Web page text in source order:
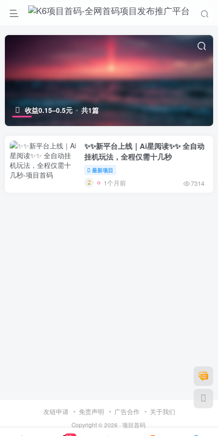
收益0.15–0.5元 共1篇
✨✨新平台上线｜Ai星阅读✨✨ 全自动
挂机玩法，全程仅需十几秒
最新项目
1个月前 7314
友链申请 免责声明 广告合作 关于我们
Copyright © 2026 · 项目首码